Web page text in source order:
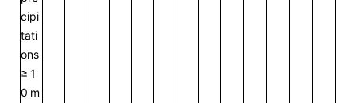
cipi
tati
ons
≥ 1
0 m